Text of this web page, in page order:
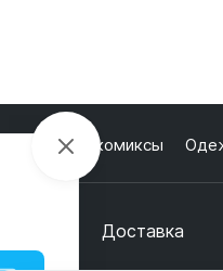
игры и комиксы
Доставка